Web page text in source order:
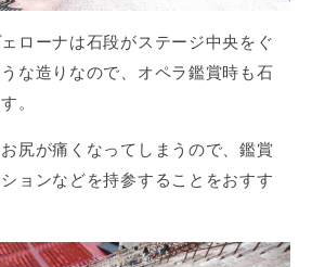
ローナは石段がステージ中央をぐ
な造りなので、オペラ鑑賞時も石
。
尻が痛くなってしまうので、鑑賞
ョンなどを持参することをおすす